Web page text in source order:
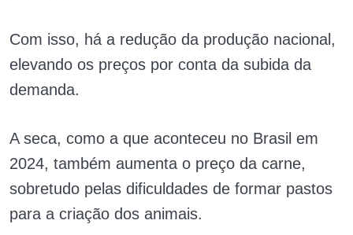
Com isso, há a redução da produção nacional,
elevando os preços por conta da subida da
demanda.
A seca, como a que aconteceu no Brasil em
2024, também aumenta o preço da carne,
sobretudo pelas dificuldades de formar pastos
para a criação dos animais.